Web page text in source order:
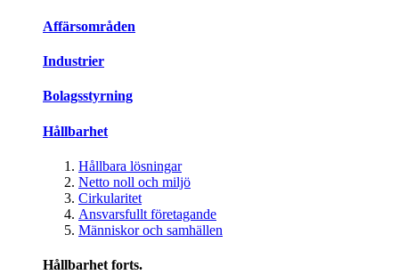
Affärsområden
Industrier
Bolagsstyrning
Hållbarhet
Hållbara lösningar
Netto noll och miljö
Cirkularitet
Ansvarsfullt företagande
Människor och samhällen
Hållbarhet forts.